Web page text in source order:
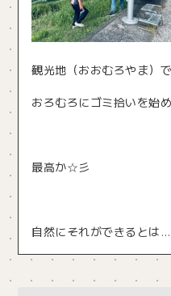
観光地（おおむろやま）で
おろむろにゴミ拾いを始
最高か☆彡
自然にそれができると